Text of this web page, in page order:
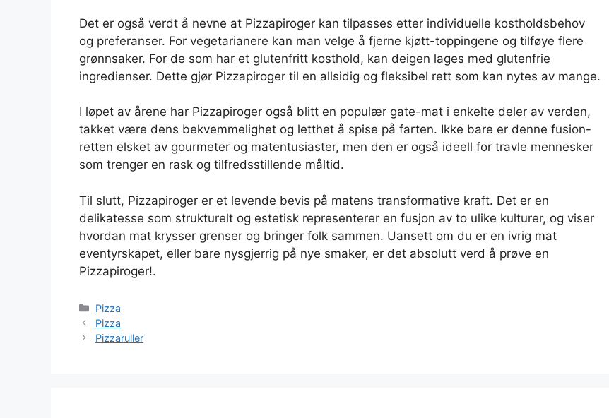
Det er også verdt å nevne at Pizzapiroger kan tilpasses etter individuelle kostholdsbehov
og preferanser. For vegetarianere kan man velge å fjerne kjøtt-toppingene og tilføye flere
grønnsaker. For de som har et glutenfritt kosthold, kan deigen lages med glutenfrie
ingredienser. Dette gjør Pizzapiroger til en allsidig og fleksibel rett som kan nytes av mange.
I løpet av årene har Pizzapiroger også blitt en populær gate-mat i enkelte deler av verden,
takket være dens bekvemmelighet og letthet å spise på farten. Ikke bare er denne fusion-
retten elsket av gourmeter og matentusiaster, men den er også ideell for travle mennesker
som trenger en rask og tilfredsstillende måltid.
Til slutt, Pizzapiroger er et levende bevis på matens transformative kraft. Det er en
delikatesse som strukturelt og estetisk representerer en fusjon av to ulike kulturer, og viser
hvordan mat krysser grenser og bringer folk sammen. Uansett om du er en ivrig mat
eventyrskapet, eller bare nysgjerrig på nye smaker, er det absolutt verd å prøve en
Pizzapiroger!.
Kategorier
Pizza
Pizza
Pizzaruller